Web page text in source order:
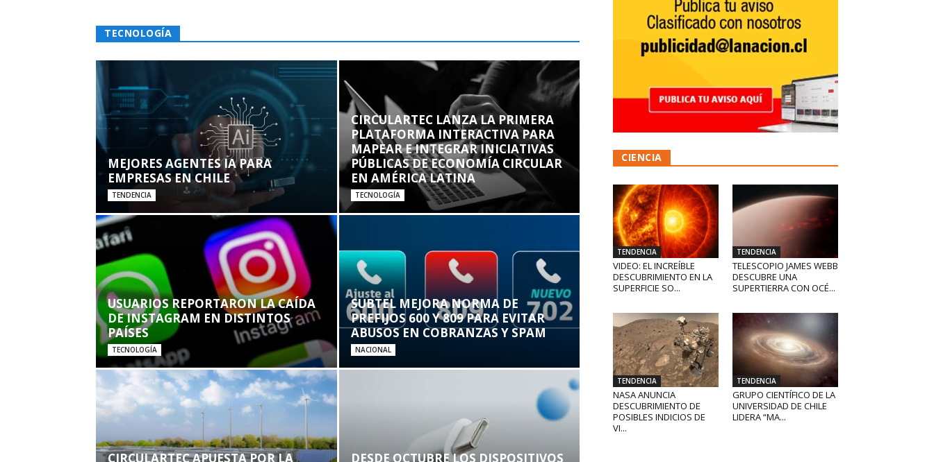
TECNOLOGÍA
MEJORES AGENTES IA PARA
EMPRESAS EN CHILE
TENDENCIA
CIRCULARTEC LANZA LA PRIMERA
PLATAFORMA INTERACTIVA PARA
MAPEAR E INTEGRAR INICIATIVAS
PÚBLICAS DE ECONOMÍA CIRCULAR
EN AMÉRICA LATINA
TECNOLOGÍA
USUARIOS REPORTARON LA CAÍDA
DE INSTAGRAM EN DISTINTOS
PAÍSES
TECNOLOGÍA
SUBTEL MEJORA NORMA DE
PREFIJOS 600 Y 809 PARA EVITAR
ABUSOS EN COBRANZAS Y SPAM
NACIONAL
CIRCULARTEC APUESTA POR LA DESDE OCTUBRE LOS DISPOSITIVOS
CIENCIA
TENDENCIA
VIDEO: EL INCREÍBLE
DESCUBRIMIENTO EN LA
SUPERFICIE SO...
TENDENCIA
TELESCOPIO JAMES WEBB
DESCUBRE UNA
SUPERTIERRA CON OCÉ...
TENDENCIA
NASA ANUNCIA
DESCUBRIMIENTO DE
POSIBLES INDICIOS DE
VI...
TENDENCIA
GRUPO CIENTÍFICO DE LA
UNIVERSIDAD DE CHILE
LIDERA “MA...